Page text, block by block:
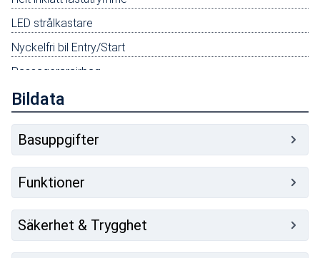
LED strålkastare
Nyckelfri bil Entry/Start
Passagerarairbag
Sätespaket 17A
Prisjustering Pro Edition
Lagerstöd
Bildata
Basuppgifter
Funktioner
Säkerhet & Trygghet